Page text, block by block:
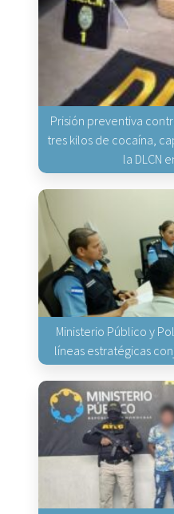
Prisión preventiva
tres kilos de cocaína,
la DLCN
Ministerio Público y
líneas estratégicas